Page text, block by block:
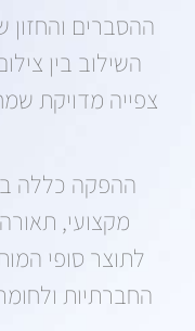
ההסברים
השילוב בין
צפייה מדויקת
ההפקה כללה
מקצועי,
לתוצר סופי
החברתיות